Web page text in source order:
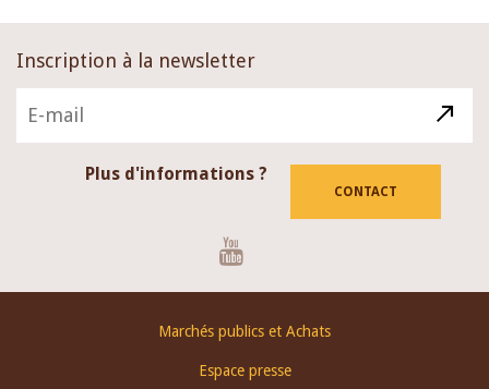
Inscription à la newsletter
Plus d'informations ?
CONTACT
Marchés publics et Achats
Espace presse